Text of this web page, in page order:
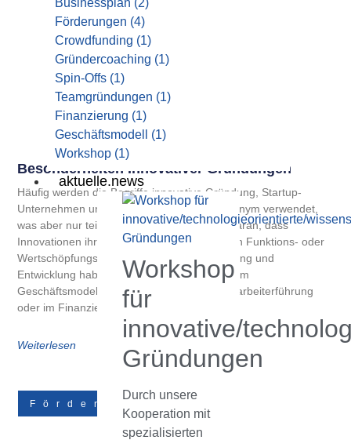
Businessplan (2)
Förderungen (4)
Crowdfunding (1)
Gründercoaching (1)
Spin-Offs (1)
Teamgründungen (1)
Finanzierung (1)
Geschäftsmodell (1)
Workshop (1)
aktuelle.news
Workshop
für
innovative/
Gründungen
Durch unsere
Kooperation mit
spezialisierten
Besonderheiten Innovativer Gründungen
Häufig werden die Begriffe innovative Gründung, Startup-
Unternehmen und High-tech-Gründung synonym verwendet,
was aber nur teilweise richtig ist. Dies liegt daran, dass
Innovationen ihren Ursprung in ganz anderen Funktions- oder
Wertschöpfungsbereichen als in der Forschung und
Entwicklung haben können – beispielsweise im
Geschäftsmodell, dem Vertriebsweg, der Mitarbeiterführung
oder im Finanzierungskonzept.
Weiterlesen
Förderungen